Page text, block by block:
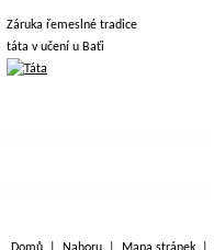
Záruka řemeslné tradice
táta v učení u Baťi